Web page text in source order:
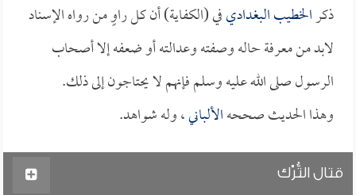
ذكرالخطيب البغداديفي (الكفاية) أن كل راوٍ من رواه الإسناد
لابد من معرفة حاله وصفته وعدالته أو ضعفه إلا أصحاب
الرسول صلى الله عليه وسلم فإنهم لا يحتاجون إلى ذلك.
وهذا الحديث صححهالألباني، وله شواهد.
قتال التُّرْك